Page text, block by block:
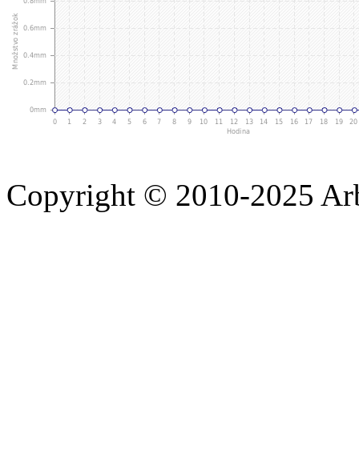
Copyright © 2010-2025